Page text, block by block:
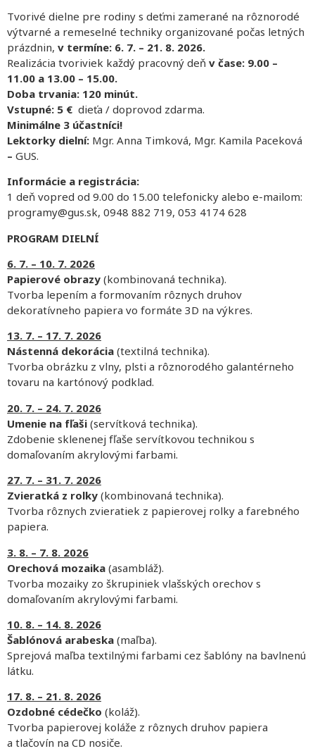
Tvorivé dielne pre rodiny s deťmi zamerané na rôznorodé
výtvarné a remeselné techniky organizované počas letných
prázdnin, v termíne: 6. 7. – 21. 8. 2026.
Realizácia tvoriviek každý pracovný deň v čase: 9.00 –
11.00 a 13.00 – 15.00.
Doba trvania: 120 minút.
Vstupné: 5 € dieťa / doprovod zdarma.
Minimálne 3 účastníci!
Lektorky dielní: Mgr. Anna Timková, Mgr. Kamila Paceková
– GUS.
Informácie a registrácia:
1 deň vopred od 9.00 do 15.00 telefonicky alebo e-mailom:
programy@gus.sk, 0948 882 719, 053 4174 628
PROGRAM DIELNÍ
6. 7. – 10. 7. 2026
Papierové obrazy (kombinovaná technika).
Tvorba lepením a formovaním rôznych druhov
dekoratívneho papiera vo formáte 3D na výkres.
13. 7. – 17. 7. 2026
Nástenná dekorácia (textilná technika).
Tvorba obrázku z vlny, plsti a rôznorodého galantérneho
tovaru na kartónový podklad.
20. 7. – 24. 7. 2026
Umenie na fľaši (servítková technika).
Zdobenie sklenenej fľaše servítkovou technikou s
domaľovaním akrylovými farbami.
27. 7. – 31. 7. 2026
Zvieratká z rolky (kombinovaná technika).
Tvorba rôznych zvieratiek z papierovej rolky a farebného
papiera.
3. 8. – 7. 8. 2026
Orechová mozaika (asambláž).
Tvorba mozaiky zo škrupiniek vlašských orechov s
domaľovaním akrylovými farbami.
10. 8. – 14. 8. 2026
Šablónová arabeska (maľba).
Sprejová maľba textilnými farbami cez šablóny na bavlnenú
látku.
17. 8. – 21. 8. 2026
Ozdobné cédečko (koláž).
Tvorba papierovej koláže z rôznych druhov papiera
a tlačovín na CD nosiče.